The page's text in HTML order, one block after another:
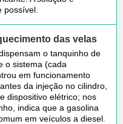
possível.
das velas
o tanquinho de
o sistema (cada
em funcionamento
da injeção no cilindro,
dispositivo elétrico; nos
indica que a gasolina
em veículos a diesel.